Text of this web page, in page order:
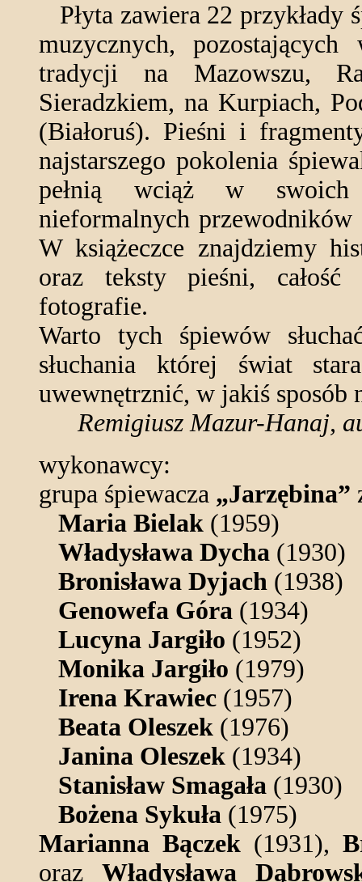
Płyta zawiera 22 przykłady
muzycznych,
tradycji na Mazowszu,
Sieradzkiem, na Kurpiach,
(Białoruś). Pieśni i
najstarszego pokolenia
pełnią wciąż w swoich
nieformalnych
W książeczce znajdziemy
oraz teksty pieśni, całość
fotografie.
Warto tych śpiewów
słuchania której świat
uwewnętrznić, w jakiś sposób
Remigiusz Mazur-Hanaj,
wykonawcy:
grupa śpiewacza „Jarzębina”
Maria Bielak (1959)
Władysława Dycha (1930)
Bronisława Dyjach (1938)
Genowefa Góra (1934)
Lucyna Jargiło (1952)
Monika Jargiło (1979)
Irena Krawiec (1957)
Beata Oleszek (1976)
Janina Oleszek (1934)
Stanisław Smagała (1930)
Bożena Sykuła (1975)
Marianna Bączek (1931),
oraz Władysława